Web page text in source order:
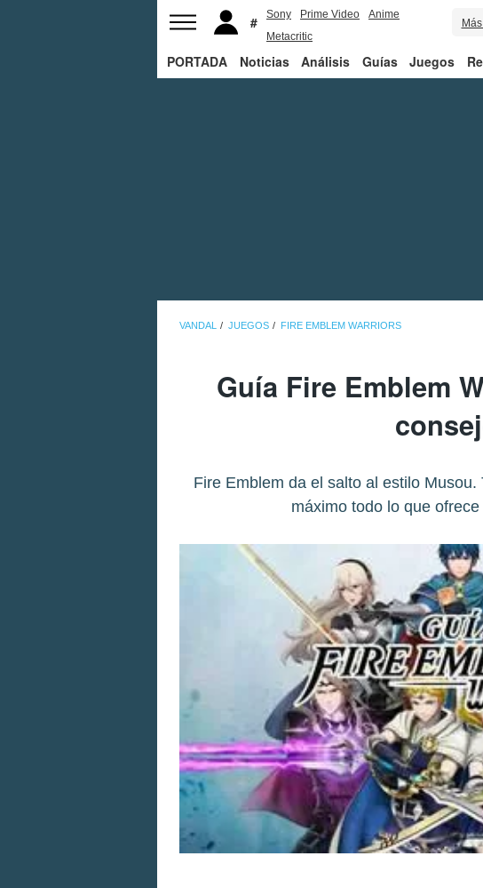
Sony Prime Video
Anime
Metacritic
PORTADA Noticias Análisis Guías Juegos
VANDAL JUEGOS FIRE EMBLEM WARRIORS
Guía Fire Emblem
Fire Emblem da el salto al estilo
máximo todo lo que